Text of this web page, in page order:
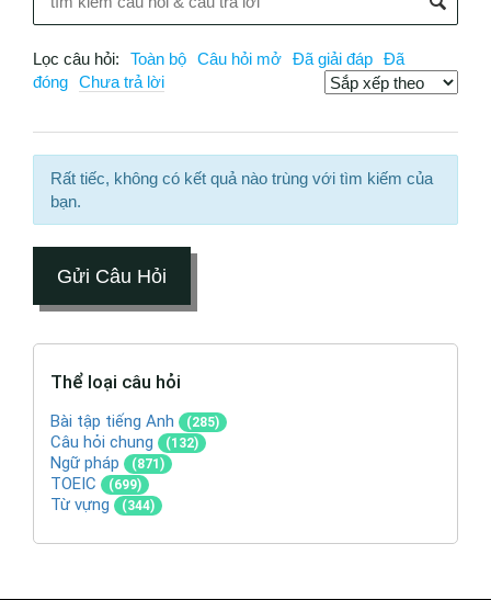
Lọc câu hỏi: Toàn bộ Câu hỏi mở Đã giải đáp Đã
đóng Chưa trả lời
Rất tiếc, không có kết quả nào trùng với tìm kiếm của
bạn.
Gửi Câu Hỏi
Thể loại câu hỏi
Bài tập tiếng Anh (285)
Câu hỏi chung (132)
Ngữ pháp (871)
TOEIC (699)
Từ vựng (344)